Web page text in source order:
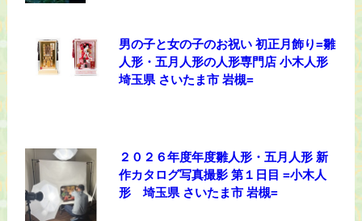
男の子と女の子のお祝い 初正月飾り=雛
人形・五月人形の人形専門店 小木人形
埼玉県 さいたま市 岩槻=
２０２６年度年度雛人形・五月人形 新
作カタログ写真撮影 第１日目 =小木人
形 埼玉県 さいたま市 岩槻=